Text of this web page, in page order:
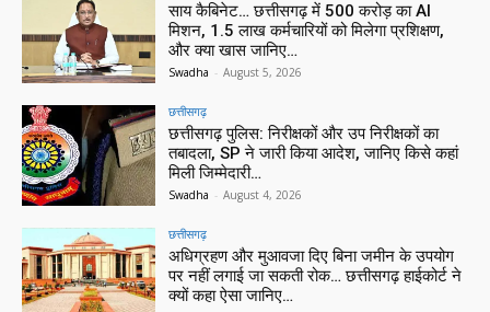
साय कैबिनेट… छत्तीसगढ़ में 500 करोड़ का AI
मिशन, 1.5 लाख कर्मचारियों को मिलेगा प्रशिक्षण,
और क्या खास जानिए…
Swadha - August 5, 2026
छत्तीसगढ़
छत्तीसगढ़ पुलिस: निरीक्षकों और उप निरीक्षकों का
तबादला, SP ने जारी किया आदेश, जानिए किसे कहां
मिली जिम्मेदारी…
Swadha - August 4, 2026
छत्तीसगढ़
अधिग्रहण और मुआवजा दिए बिना जमीन के उपयोग
पर नहीं लगाई जा सकती रोक… छत्तीसगढ़ हाईकोर्ट ने
क्यों कहा ऐसा जानिए…